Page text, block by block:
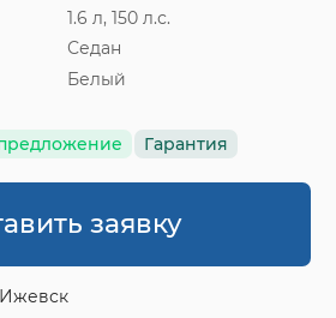
1.6 л, 150 л.с.
Седан
Белый
Гарантия
заявку
Ижевск